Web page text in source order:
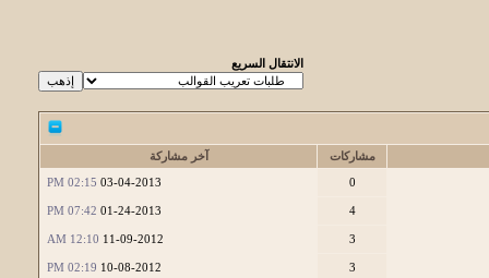
الانتقال السريع
مشاركات
آخر مشاركة
0
03-04-2013
02:15 PM
4
01-24-2013
07:42 PM
3
11-09-2012
12:10 AM
3
10-08-2012
02:19 PM